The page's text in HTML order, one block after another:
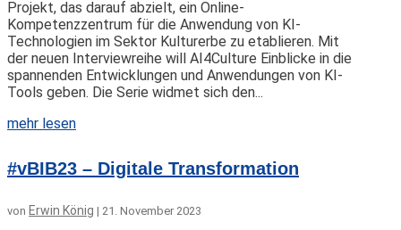
Projekt, das darauf abzielt, ein Online-
Kompetenzzentrum für die Anwendung von KI-
Technologien im Sektor Kulturerbe zu etablieren. Mit
der neuen Interviewreihe will AI4Culture Einblicke in die
spannenden Entwicklungen und Anwendungen von KI-
Tools geben. Die Serie widmet sich den...
mehr lesen
#vBIB23 – Digitale Transformation
von Erwin König | 21. November 2023